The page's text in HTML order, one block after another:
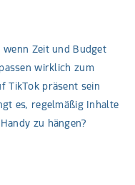
Zeit und Budget
wirklich zum
TikTok präsent sein
es, regelmäßig Inhalte
zu hängen?